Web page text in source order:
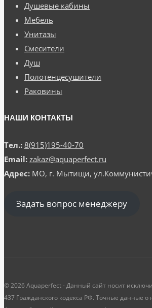
Душевые кабины
Мебель
Унитазы
Смесители
Душ
Полотенцесушители
Раковины
НАШИ КОНТАКТЫ
Тел.: 8(915)195-40-70
Email: zakaz@aquaperfect.ru
Адрес: МО, г. Мытищи,
Задать вопрос менеджеру
© 2026 Aquaperfect - Данный сайт носит
437 Гражданского кодекса РФ. Точные данные